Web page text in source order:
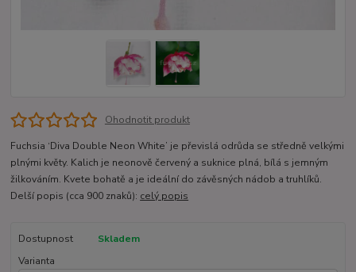
Ohodnotit produkt
Fuchsia ‘Diva Double Neon White’ je převislá odrůda se středně velkými
plnými květy. Kalich je neonově červený a suknice plná, bílá s jemným
žilkováním. Kvete bohatě a je ideální do závěsných nádob a truhlíků.
Delší popis (cca 900 znaků): celý popis
Dostupnost
Skladem
Varianta